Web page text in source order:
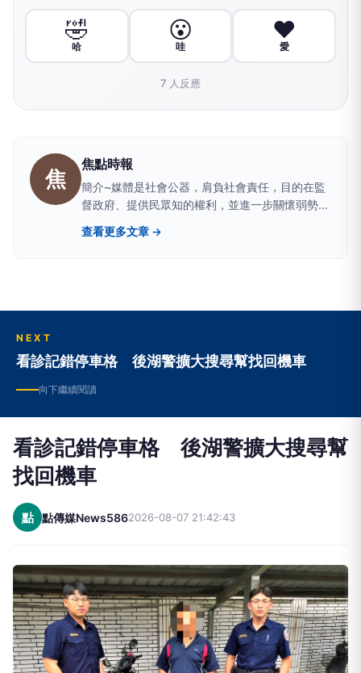
🤣
哈
😮
哇
❤️
愛
7 人反應
焦
焦點時報
簡介~媒體是社會公器，肩負社會責任，目的在監
督政府、提供民眾知的權利，並進一步關懷弱勢、
實現社會正義；職責就是實現媒體的社會責任。因
此，我們結合了一群志同道合的朋友，共同決心付
刀」的精神為宗旨，以社會脈動和民意主流為依
查看更多文章 →
NEXT
看診記錯停車格 後湖警擴大搜尋幫找回機車
向下繼續閱讀
看診記錯停車格 後湖警擴大搜尋幫
找回機車
點 點傳媒News5862026-08-07 21:42:43